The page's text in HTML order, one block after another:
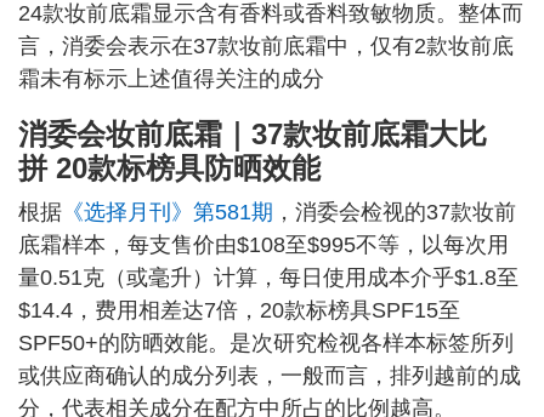
24款妆前底霜显示含有香料或香料致敏物质。整体而
言，消委会表示在37款妆前底霜中，仅有2款妆前底
霜未有标示上述值得关注的成分
消委会妆前底霜｜ 37款妆前底霜大比
拼 20款标榜具防晒效能
根据 《选择月刊》第581期 ，消委会检视的37款妆前
底霜样本，每支售价由$108至$995不等，以每次用
量0.51克（或毫升）计算，每日使用成本介乎$1.8至
$14.4，费用相差达7倍，20款标榜具SPF15至
SPF50+的防晒效能。是次研究检视各样本标签所列
或供应商确认的成分列表，一般而言，排列越前的成
分，代表相关成分在配方中所占的比例越高。